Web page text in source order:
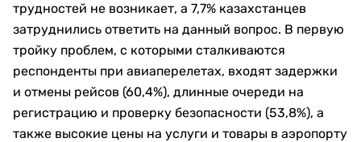
трудностей не возникает, а 7,7% казахстанцев
затруднились ответить на данный вопрос. В первую
тройку проблем, с которыми сталкиваются
респонденты при авиаперелетах, входят задержки
и отмены рейсов (60,4%), длинные очереди на
регистрацию и проверку безопасности (53,8%), а
также высокие цены на услуги и товары в аэропорту